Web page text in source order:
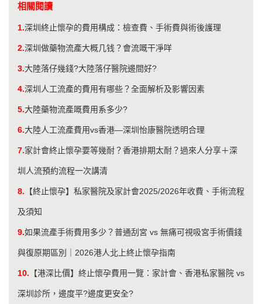
相關閱讀
1.深圳終止懷孕的費用構成：檢查費、手術費與術後護理
2.深圳做藥物流產大概几钱？會流嘅干凈咩
3.大陸落仔幾錢?大陸落仔醫院邊間好?
4.深圳人工流產的費用有哪些？全面解析及影響因素
5.大陸藥物流產嘅費用系多少?
6.大陸人工流產費用vs香港—深圳怡康醫院透明合理
7.家計會終止懷孕要等幾耐？香港排期太耐？過來人分享＋深
圳人流預約流程一次講清
8. 【終止懷孕】私家醫院及家計會2025/2026年收費、手術流程
及須知
9.如果流產手術費用多少？普通刮宮 vs 無痛可視吸宮手術價錢
與復原期區別｜2026港人北上終止懷孕指南
10. 【港深比價】終止懷孕費用一覽：家計會、香港私家醫院 vs
深圳診所，邊度平?邊度更安全?